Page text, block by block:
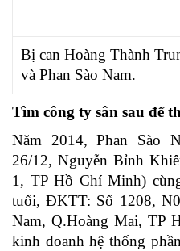
Bị can Hoàng Thành
và Phan Sào Nam.
Tìm công ty sân sau để
Năm 2014, Phan Sào
26/12, Nguyễn Bỉnh
1, TP Hồ Chí Minh)
tuổi, ĐKTT: Số 1208,
Nam, Q.Hoàng Mai, TP
kinh doanh hệ thống